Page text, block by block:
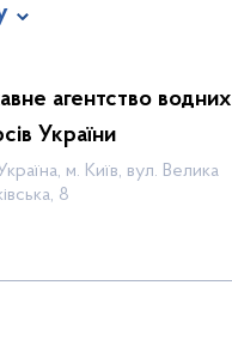
організації
агентство водних
України
м. Київ, вул. Велика
8